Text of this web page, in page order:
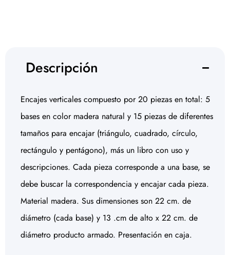
Descripción
Encajes verticales compuesto por 20 piezas en total: 5
bases en color madera natural y 15 piezas de diferentes
tamaños para encajar (triángulo, cuadrado, círculo,
rectángulo y pentágono), más un libro con uso y
descripciones. Cada pieza corresponde a una base, se
debe buscar la correspondencia y encajar cada pieza.
Material madera. Sus dimensiones son 22 cm. de
diámetro (cada base) y 13 .cm de alto x 22 cm. de
diámetro producto armado. Presentación en caja.